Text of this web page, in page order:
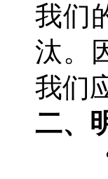
我们
汰。
我们
二、